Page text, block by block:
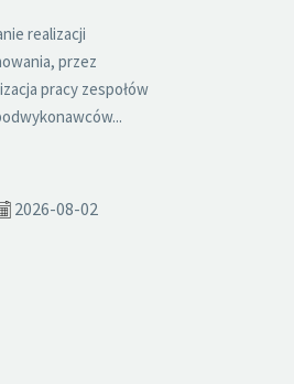
realizacji
przez
pracy zespołów
2026-08-02